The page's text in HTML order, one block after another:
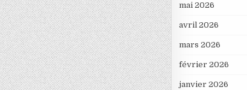
mai 2026
avril 2026
mars 2026
février 2026
janvier 2026